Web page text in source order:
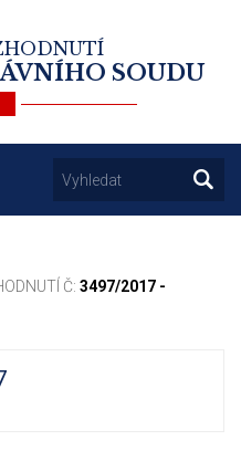
SOUDU
Č: 3497/2017 -